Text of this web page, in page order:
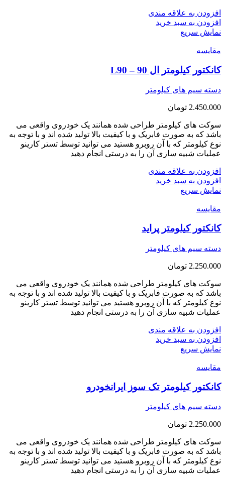
افزودن به علاقه مندی
افزودن به سبد خرید
نمایش سریع
مقايسه
کانکتور کیلومتر ال 90 – L90
دسته سیم های کیلومتر
2.450.000 تومان
سوکت های کیلومتر طراحی شده همانند یک خودروی واقعی می
باشد که به صورت فابریک و با کیفیت بالا تولید شده اند و با توجه به
نوع کیلومتر که با آن روبرو هستید می توانید توسط تستر کارینو
عملیات شبیه سازی آن را به درستی انجام دهید
افزودن به علاقه مندی
افزودن به سبد خرید
نمایش سریع
مقايسه
کانکتور کیلومتر پراید
دسته سیم های کیلومتر
2.250.000 تومان
سوکت های کیلومتر طراحی شده همانند یک خودروی واقعی می
باشد که به صورت فابریک و با کیفیت بالا تولید شده اند و با توجه به
نوع کیلومتر که با آن روبرو هستید می توانید توسط تستر کارینو
عملیات شبیه سازی آن را به درستی انجام دهید
افزودن به علاقه مندی
افزودن به سبد خرید
نمایش سریع
مقايسه
کانکتور کیلومتر تک سوز ایرانخودرو
دسته سیم های کیلومتر
2.250.000 تومان
سوکت های کیلومتر طراحی شده همانند یک خودروی واقعی می
باشد که به صورت فابریک و با کیفیت بالا تولید شده اند و با توجه به
نوع کیلومتر که با آن روبرو هستید می توانید توسط تستر کارینو
عملیات شبیه سازی آن را به درستی انجام دهید